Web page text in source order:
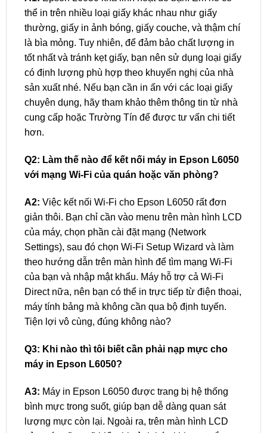
thể in trên nhiều loại giấy khác nhau như giấy
thường, giấy in ảnh bóng, giấy couche, và thậm chí
là bìa mỏng. Tuy nhiên, để đảm bảo chất lượng in
tốt nhất và tránh kẹt giấy, bạn nên sử dụng loại giấy
có định lượng phù hợp theo khuyến nghị của nhà
sản xuất nhé. Nếu bạn cần in ấn với các loại giấy
chuyên dụng, hãy tham khảo thêm thông tin từ nhà
cung cấp hoặc Trường Tín để được tư vấn chi tiết
hơn.
Q2: Làm thế nào để kết nối máy in Epson L6050
với mạng Wi-Fi của quán hoặc văn phòng?
A2: Việc kết nối Wi-Fi cho Epson L6050 rất đơn
giản thôi. Bạn chỉ cần vào menu trên màn hình LCD
của máy, chọn phần cài đặt mạng (Network
Settings), sau đó chọn Wi-Fi Setup Wizard và làm
theo hướng dẫn trên màn hình để tìm mạng Wi-Fi
của bạn và nhập mật khẩu. Máy hỗ trợ cả Wi-Fi
Direct nữa, nên bạn có thể in trực tiếp từ điện thoại,
máy tính bảng mà không cần qua bộ định tuyến.
Tiện lợi vô cùng, đúng không nào?
Q3: Khi nào thì tôi biết cần phải nạp mực cho
máy in Epson L6050?
A3: Máy in Epson L6050 được trang bị hệ thống
bình mực trong suốt, giúp bạn dễ dàng quan sát
lượng mực còn lại. Ngoài ra, trên màn hình LCD